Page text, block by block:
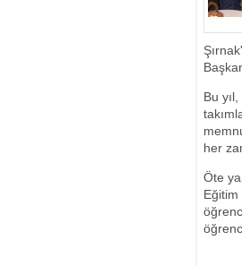
Bu
her
Öte